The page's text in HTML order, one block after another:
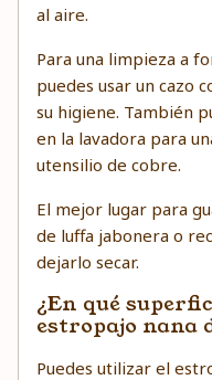
al aire.
Para una limpieza a
puedes usar un cazo
su higiene. También
en la lavadora para
utensilio de cobre.
El mejor lugar para
de luffa jabonera o
dejarlo secar.
¿En qué
estropajo nana
Puedes utilizar el